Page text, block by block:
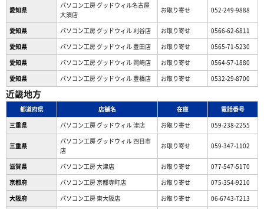
愛知県
パソコン工房 グッドウィル名古屋
大須店
お取り寄せ 052-249-9888
愛知県 パソコン工房 グッドウィル 刈谷店 お取り寄せ
0566-62-6811
愛知県
パソコン工房 グッドウィル 豊田店 お取り寄せ
0565-71-5230
愛知県
パソコン工房 グッドウィル 岡崎店 お取り寄せ
0564-57-1880
愛知県
パソコン工房 グッドウィル 豊橋店 お取り寄せ 0532-29-8700
近畿地方
都道府県 店舗名 在庫
電話番号
三重県
パソコン工房 グッドウィル 津店 お取り寄せ 059-238-2255
三重県
パソコン工房 グッドウィル 四日市
店
お取り寄せ 059-347-1102
滋賀県 パソコン工房 大津店 お取り寄せ
077-547-5170
京都府
パソコン工房 京都寺町店 お取り寄せ
075-354-9210
大阪府
パソコン工房 東大阪店 お取り寄せ
06-6743-7213